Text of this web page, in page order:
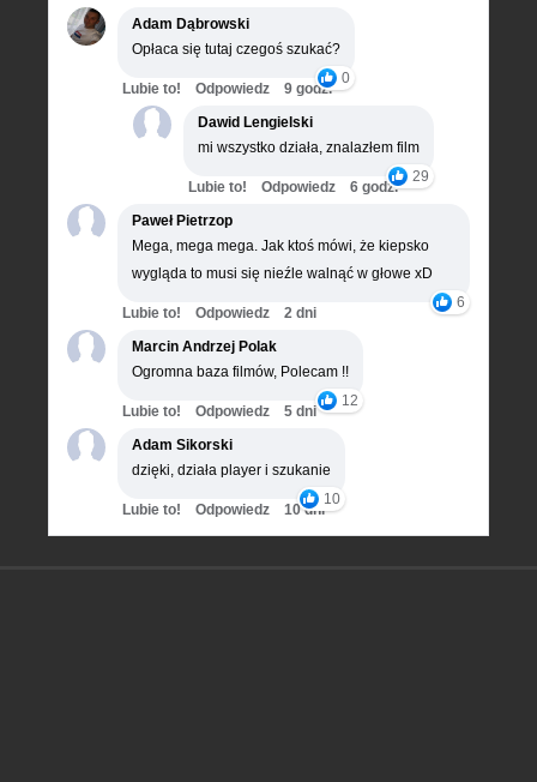
Adam Dąbrowski
Opłaca się tutaj czegoś szukać?
0
Lubie to! Odpowiedz
9 godz.
Dawid Lengielski
mi wszystko działa, znalazłem film
29
Lubie to! Odpowiedz
6 godz.
Paweł Pietrzop
Mega, mega mega. Jak ktoś mówi, że kiepsko
wygląda to musi się nieźle walnąć w głowe xD
6
Lubie to! Odpowiedz
2 dni
Marcin Andrzej Polak
Ogromna baza filmów, Polecam !!
12
Lubie to! Odpowiedz
5 dni
Adam Sikorski
dzięki, działa player i szukanie
10
Lubie to! Odpowiedz 10 dni